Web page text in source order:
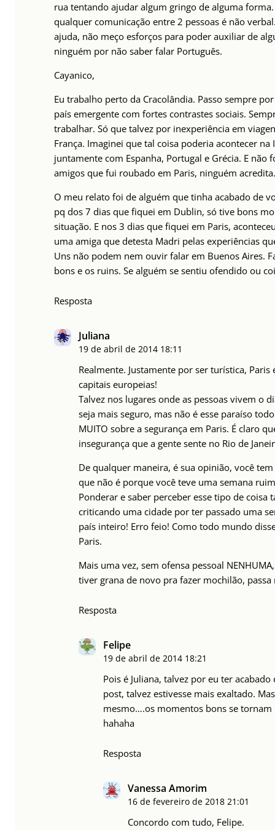
rua tentando ajudar algum gringo de alguma
qualquer comunicação entre 2 pessoas é não
ajuda, não meço esforços para poder auxiliar de
ninguém por não saber falar Português.
Cayanico,
Eu trabalho perto da Cracolândia. Passo sempre
país emergente com fortes contrastes sociais.
trabalhar. Só que talvez por inexperiência em
França. Imaginei que tal coisa poderia acontecer na
juntamente com Espanha, Portugal e Grécia. E
amigos que fui roubado em Paris, ninguém
O meu relato foi de alguém que tinha acabado de
pq dos 7 dias que fiquei em Dublin, só tive bons
situação. E nos 3 dias que fiquei em Paris,
uma amiga que detesta Madri pelas experiências
Uns não podem nem ouvir falar em Buenos Aires.
bons e os ruins. Se alguém se sentiu ofendido ou
Resposta
Juliana
19 de abril de 2014 18:11
Realmente. Justamente por ser turística,
capitais europeias!
Talvez nos lugares onde as pessoas vivem o
seja mais seguro, mas não é esse paraíso
MUITO sobre a segurança em Paris. É claro
insegurança que a gente sente no Rio de
De qualquer maneira, é sua opinião, você
que não é porque você teve uma semana
Ponderar e saber perceber esse tipo de coisa
criticando uma cidade por ter passado uma
país inteiro! Erro feio! Como todo mundo
Paris.
Mais uma vez, sem ofensa pessoal
tiver grana de novo pra fazer mochilão, passa
Resposta
Felipe
19 de abril de 2014 18:21
Pois é Juliana, talvez por eu ter
post, talvez estivesse mais exaltado.
mesmo….os momentos bons se
hahaha
Resposta
Vanessa Amorim
16 de fevereiro de 2018 21:01
Concordo com tudo, Felipe.